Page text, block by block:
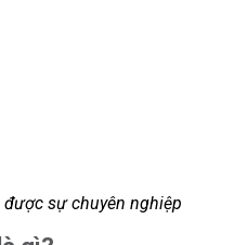
sự chuyên nghiệp